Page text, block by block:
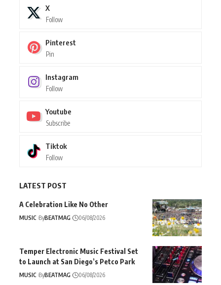
X
Follow
Pinterest
Pin
Instagram
Follow
Youtube
Subscribe
Tiktok
Follow
LATEST POST
A Celebration Like No Other
MUSIC ByBEATMAG 06/08/2026
Temper Electronic Music Festival Set
to Launch at San Diego’s Petco Park
MUSIC ByBEATMAG 06/08/2026